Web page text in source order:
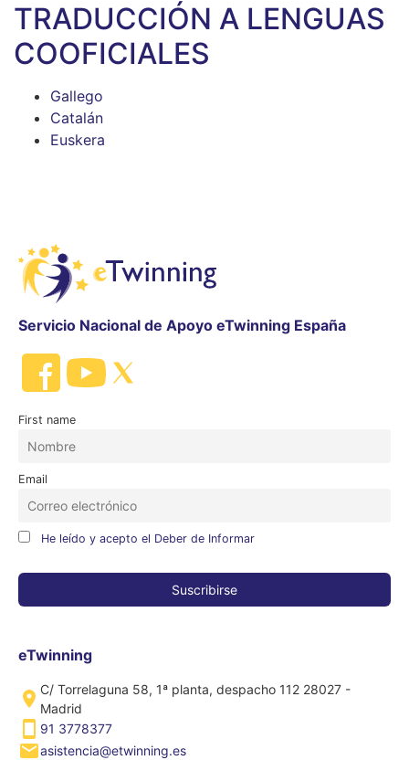
TRADUCCIÓN A LENGUAS
COOFICIALES
Gallego
Catalán
Euskera
Servicio Nacional de Apoyo eTwinning España
First name
Email
He leído y acepto el Deber de Informar
eTwinning
C/ Torrelaguna 58, 1ª planta, despacho 112 28027 -
Madrid
91 3778377
asistencia@etwinning.es